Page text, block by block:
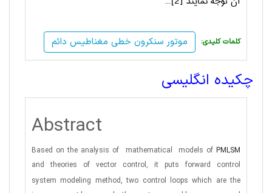
موتور سنکرون خطی مغناطیس دائم :کلمات کلیدی
چکیده انگلیسی
Abstract
Based on the analysis of mathematical models ofPMLSM
and theories of vector control, it puts forward control
system modeling method, two control loops which are the